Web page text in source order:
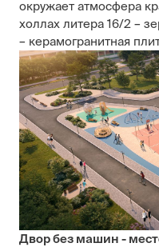
окружает атмосфера
холлах литера 16/2 –
– керамогранитная
Двор без машин -